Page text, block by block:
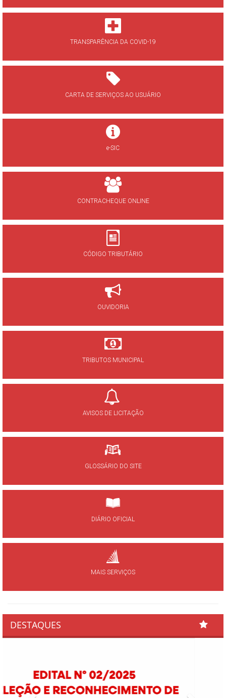
TRANSPARÊNCIA DA COVID-19
CARTA DE SERVIÇOS AO USUÁRIO
e-SIC
CONTRACHEQUE ONLINE
CÓDIGO TRIBUTÁRIO
OUVIDORIA
TRIBUTOS MUNICIPAL
AVISOS DE LICITAÇÃO
GLOSSÁRIO DO SITE
DIÁRIO OFICIAL
MAIS SERVIÇOS
DESTAQUES